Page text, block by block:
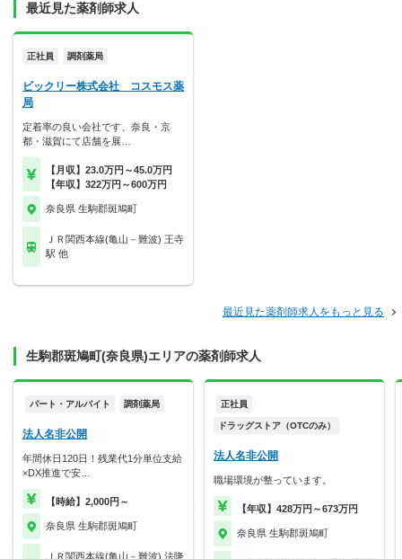
最近見た薬剤師求人
正社員 調剤薬局
ビックリー株式会社 コスモス薬
局
定着率の良い会社です、奈良・京
都・滋賀にて店舗を展…
【月収】23.0万円～45.0万円
【年収】322万円～600万円
奈良県 生駒郡斑鳩町
ＪＲ関西本線(亀山－難波) 王寺
駅 他
最近見た薬剤師求人をもっと見る
生駒郡斑鳩町(奈良県)エリアの薬剤師求人
パート・アルバイト 調剤薬局
法人名非公開
年間休日120日！残業代1分単位支給
×DX推進で安…
【時給】2,000円～
奈良県 生駒郡斑鳩町
ＪＲ関西本線(亀山－難波) 法隆
正社員
ドラッグストア（OTCのみ）
法人名非公開
職場環境が整っています。
【年収】428万円～673万円
奈良県 生駒郡斑鳩町